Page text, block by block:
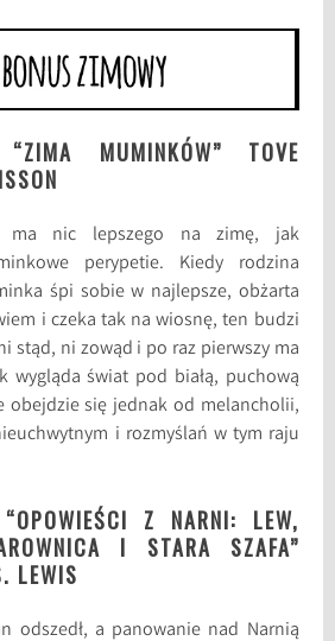
MUMINKÓW” TOVE
ma nic lepszego na zimę, jak
perypetie. Kiedy rodzina
śpi sobie w najlepsze, obżarta
i czeka tak na wiosnę, ten budzi
stąd, ni zowąd i po raz pierwszy ma
wygląda świat pod białą, puchową
obejdzie się jednak od melancholii,
i rozmyślań w tym raju
Z NARNI: LEW,
I STARA SZAFA”
LEWIS
odszedł, a panowanie nad Narnią